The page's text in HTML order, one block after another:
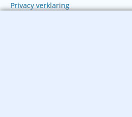
Privacy verklaring